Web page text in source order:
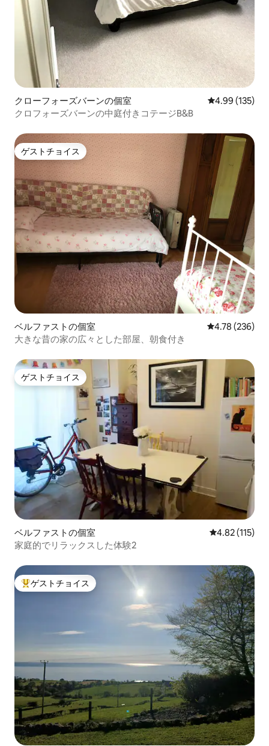
クローフォーズバーンの個室 レビュー135
4.99 (135)
クロフォーズバーンの中庭付きコテージB&B
ゲストチョイス
ゲストチョイス
ベルファストの個室 レビュー236
4.78 (236)
大きな昔の家の広々とした部屋、朝食付き
ゲストチョイス
ゲストチョイス
ベルファストの個室 レビュー115
4.82 (115)
家庭的でリラックスした体験2
大好評のゲストチョイスです。
ゲストチョイス